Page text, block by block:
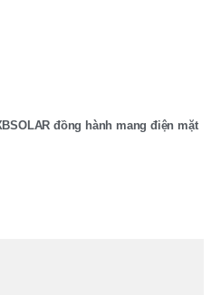
đồng hành mang điện mặt